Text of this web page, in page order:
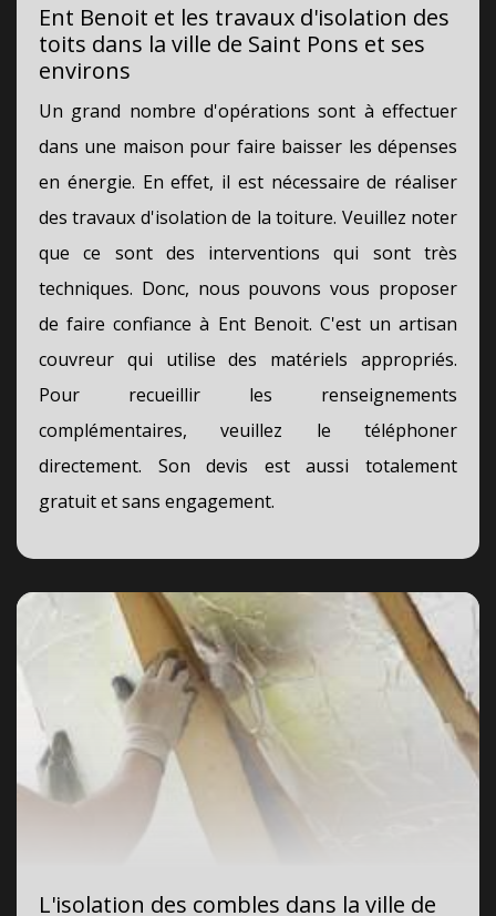
Ent Benoit et les travaux d'isolation des
toits dans la ville de Saint Pons et ses
environs
Un grand nombre d'opérations sont à effectuer
dans une maison pour faire baisser les dépenses
en énergie. En effet, il est nécessaire de réaliser
des travaux d'isolation de la toiture. Veuillez noter
que ce sont des interventions qui sont très
techniques. Donc, nous pouvons vous proposer
de faire confiance à Ent Benoit. C'est un artisan
couvreur qui utilise des matériels appropriés.
Pour recueillir les renseignements
complémentaires, veuillez le téléphoner
directement. Son devis est aussi totalement
gratuit et sans engagement.
L'isolation des combles dans la ville de